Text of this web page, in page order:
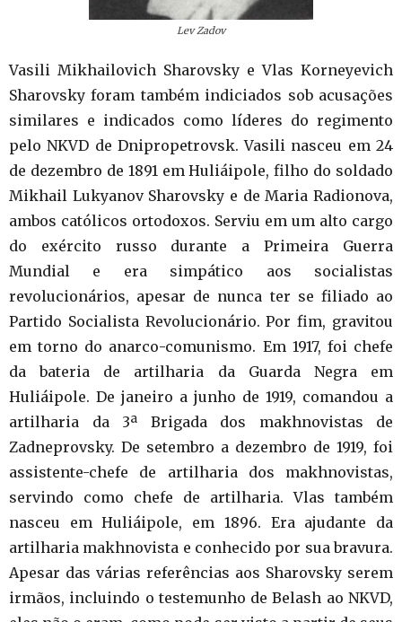
Lev Zadov
Vasili Mikhailovich Sharovsky e Vlas Korneyevich
Sharovsky foram também indiciados sob acusações
similares e indicados como líderes do regimento
pelo NKVD de Dnipropetrovsk. Vasili nasceu em 24
de dezembro de 1891 em Huliáipole, filho do soldado
Mikhail Lukyanov Sharovsky e de Maria Radionova,
ambos católicos ortodoxos. Serviu em um alto cargo
do exército russo durante a Primeira Guerra
Mundial e era simpático aos socialistas
revolucionários, apesar de nunca ter se filiado ao
Partido Socialista Revolucionário. Por fim, gravitou
em torno do anarco-comunismo. Em 1917, foi chefe
da bateria de artilharia da Guarda Negra em
Huliáipole. De janeiro a junho de 1919, comandou a
artilharia da 3ª Brigada dos makhnovistas de
Zadneprovsky. De setembro a dezembro de 1919, foi
assistente-chefe de artilharia dos makhnovistas,
servindo como chefe de artilharia. Vlas também
nasceu em Huliáipole, em 1896. Era ajudante da
artilharia makhnovista e conhecido por sua bravura.
Apesar das várias referências aos Sharovsky serem
irmãos, incluindo o testemunho de Belash ao NKVD,